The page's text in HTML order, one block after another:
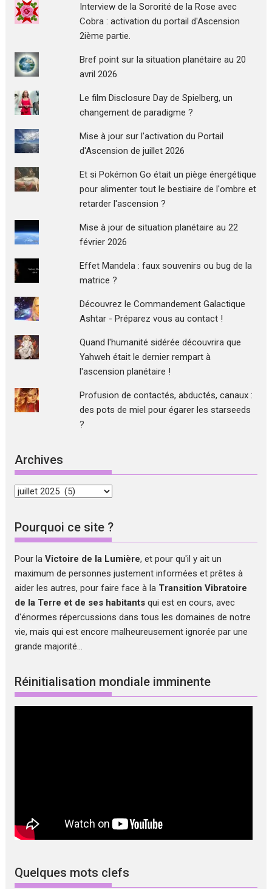
Interview de la Sororité de la Rose avec
Cobra : activation du portail d'Ascension
2ième partie.
Bref point sur la situation planétaire au 20
avril 2026
Le film Disclosure Day de Spielberg, un
changement de paradigme ?
Mise à jour sur l'activation du Portail
d'Ascension de juillet 2026
Et si Pokémon Go était un piège énergétique
pour alimenter tout le bestiaire de l'ombre et
retarder l'ascension ?
Mise à jour de situation planétaire au 22
février 2026
Effet Mandela : faux souvenirs ou bug de la
matrice ?
Découvrez le Commandement Galactique
Ashtar - Préparez vous au contact !
Quand l'humanité sidérée découvrira que
Yahweh était le dernier rempart à
l'ascension planétaire !
Profusion de contactés, abductés, canaux :
des pots de miel pour égarer les starseeds
?
Archives
Archives
Pourquoi ce site ?
Pour laVictoire de la Lumière, et pour qu'il y ait un
maximum de personnes justement informées et prêtes à
aider les autres, pour faire face à la Transition Vibratoire
de la Terre et de ses habitants qui est en cours, avec
d'énormes répercussions dans tous les domaines de notre
vie, mais qui est encore malheureusement ignorée par une
grande majorité...
Réinitialisation mondiale imminente
Quelques mots clefs